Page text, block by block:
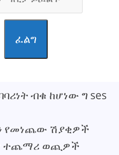
ፈልግ
ብቁ ከሆነው ግ ses
የመነጨው ሽያቂዎች
ተጨማሪ ወጪዎች